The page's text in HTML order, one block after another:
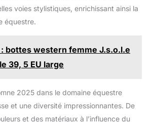
voies stylistiques, enrichissant ainsi la
équestre.
bottes western femme J.s.o.l.e
39, 5 EU large
2025 dans le domaine équestre
et une diversité impressionnantes. De
et des matériaux à l’influence du